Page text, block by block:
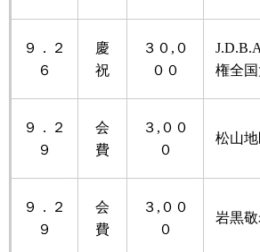
９．２
６
慶
祝
３０,０
００
権全
９．２
９
会
費
３,００
０
松山
９．２
９
会
費
３,００
０
岩黒